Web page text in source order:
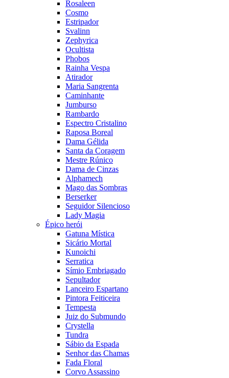
Rosaleen
Cosmo
Estripador
Svalinn
Zephyrica
Ocultista
Phobos
Rainha Vespa
Atirador
Maria Sangrenta
Caminhante
Jumburso
Rambardo
Espectro Cristalino
Raposa Boreal
Dama Gélida
Santa da Coragem
Mestre Rúnico
Dama de Cinzas
Alphamech
Mago das Sombras
Berserker
Seguidor Silencioso
Lady Magia
Épico herói
Gatuna Mística
Sicário Mortal
Kunoichi
Serratica
Símio Embriagado
Sepultador
Lanceiro Espartano
Pintora Feiticeira
Tempesta
Juiz do Submundo
Crystella
Tundra
Sábio da Espada
Senhor das Chamas
Fada Floral
Corvo Assassino